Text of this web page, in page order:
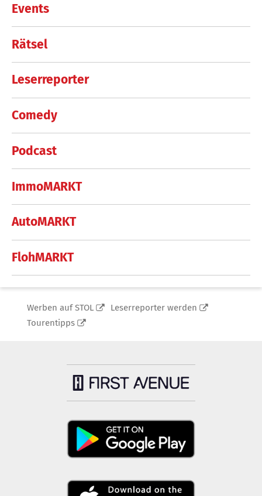
Events
Rätsel
Leserreporter
Comedy
Podcast
ImmoMARKT
AutoMARKT
FlohMARKT
Werben auf STOL
Leserreporter werden
Tourentipps